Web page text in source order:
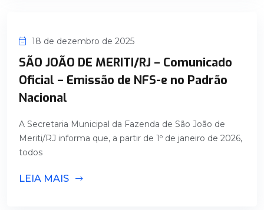
18 de dezembro de 2025
SÃO JOÃO DE MERITI/RJ – Comunicado
Oficial – Emissão de NFS-e no Padrão
Nacional
A Secretaria Municipal da Fazenda de São João de
Meriti/RJ informa que, a partir de 1º de janeiro de 2026,
todos
LEIA MAIS